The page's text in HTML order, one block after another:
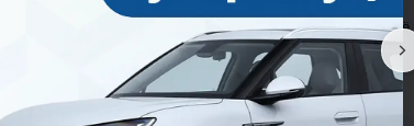
Навоий, Қашқадарё, Самарқанд, Сирдарё, Сурхондарё,